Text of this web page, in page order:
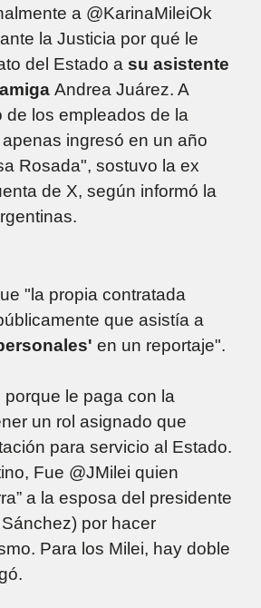
durante la gestión de
Spagnuolo
a @KarinaMileiOk
la Justicia por qué le
del Estado a su asistente
Andrea Juárez. A
de los empleados de la
ingresó en un año
Rosada", sostuvo la ex
de X, según informó la
"la propia contratada
que asistía a
en un reportaje".
porque le paga con la
un rol asignado que
para servicio al Estado.
Fue @JMilei quien
a la esposa del presidente
por hacer
Para los Milei, hay doble